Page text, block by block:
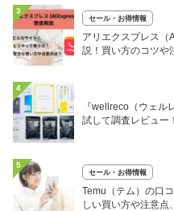
3
セール・お得情報
アリエクスプレス（
説！買い方のコツや
4
『wellreco（ウェル
試して調査レビュー
5
セール・お得情報
Temu（テム）の口
しい買い方や注意点